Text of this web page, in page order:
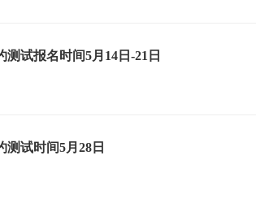
试报名时间5月14日-21日
测试时间5月28日